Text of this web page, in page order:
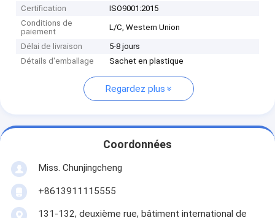
Certification
ISO9001:2015
Conditions de
paiement
L/C, Western Union
Délai de livraison
5-8 jours
Détails d'emballage
Sachet en plastique
Regardez plus
Coordonnées
Miss. Chunjingcheng
+8613911115555
131-132, deuxième rue, bâtiment international de